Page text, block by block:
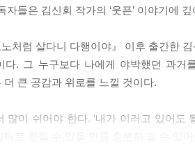
을 보며 이야기하고, 나를 쓰다듬으며 ‘
발견한 것들이다. 나를 끊임없이 비교
게 아니다. 대부분의 사람들이 남을 의
자들은 김신회 작가의 ‘웃픈’ 이야기에
노처럼 살다니 다행이야』 이후 출간한
다. 그 누구보다 나에게 야박했던 과거
더 큰 공감과 위로를 느낄 것이다.
많이 쉬어야 한다. ‘내가 이러고 있어도